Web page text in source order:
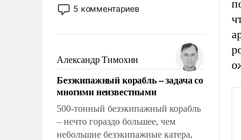
отменяя традиционное требование к
человеку – быть мужественным и
на себя ответственность, помогать
слабым, идти вперед и
адаптироваться.
5 комментариев
Александр Тимохин
Безэкипажный корабль – задача со
многими неизвестными
500-тонный безэкипажный корабль
– нечто гораздо большее, чем
небольшие безэкипажные катера,